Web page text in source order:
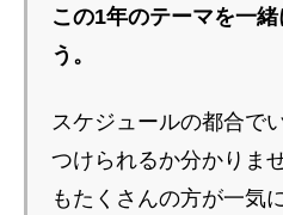
この1年のテーマを一
う。
スケジュールの都合で
つけられるか分かりま
もたくさんの方が一気